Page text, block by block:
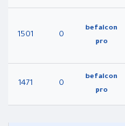
befalcon
pro
0
1501
befalcon
pro
0
1471